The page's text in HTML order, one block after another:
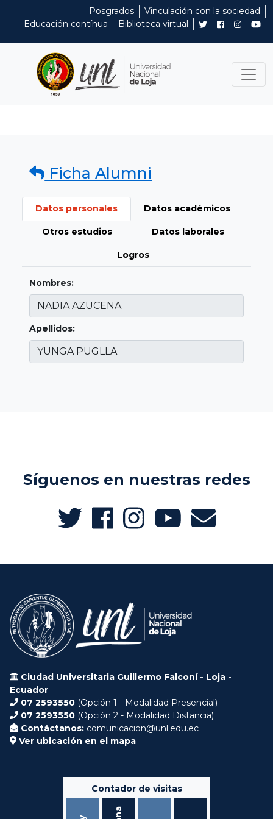
Posgrados
Vinculación con la sociedad
Educación contínua
Biblioteca virtual
Ficha Alumni
Datos personales Datos académicos
Otros estudios Datos laborales
Logros
Nombres:
Apellidos:
Síguenos en nuestras redes
Ciudad Universitaria Guillermo Falconí - Loja -
Ecuador
07 2593550 (Opción 1 - Modalidad Presencial)
07 2593550 (Opción 2 - Modalidad Distancia)
Contáctanos: comunicacion@unl.edu.ec
Ver ubicación en el mapa
Contador de visitas